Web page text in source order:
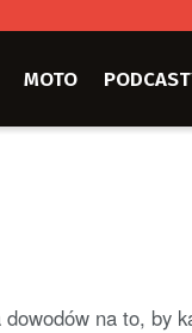
MOTO
na to, by